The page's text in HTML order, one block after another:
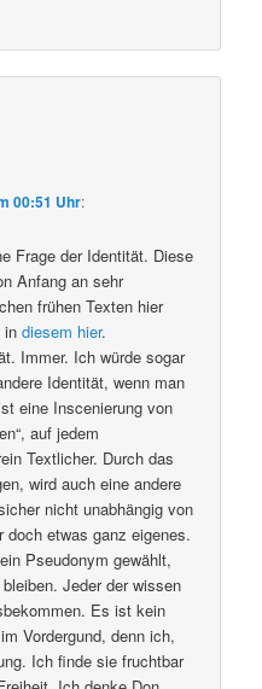
00:51 Uhr:
Frage der Identität. Diese
Anfang an sehr
frühen Texten hier
indiesem hier.
Immer. Ich würde sogar
Identität, wenn man
eine Inscenierung von
auf jedem
Textlicher. Durch das
wird auch eine andere
nicht unabhängig von
doch etwas ganz eigenes.
Pseudonym gewählt,
Jeder der wissen
Es ist kein
Vordergund, denn ich,
Ich finde sie fruchtbar